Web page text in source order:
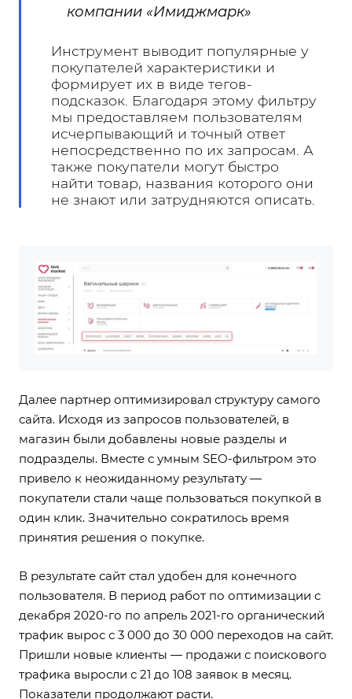
компании «Имиджмарк»
Инструмент выводит популярные у
покупателей характеристики и
формирует их в виде тегов-
подсказок. Благодаря этому фильтру
мы предоставляем пользователям
исчерпывающий и точный ответ
непосредственно по их запросам. А
также покупатели могут быстро
найти товар, названия которого они
не знают или затрудняются описать.
Далее партнер оптимизировал структуру самого
сайта. Исходя из запросов пользователей, в
магазин были добавлены новые разделы и
подразделы. Вместе с умным SEO-фильтром это
привело к неожиданному результату —
покупатели стали чаще пользоваться покупкой в
один клик. Значительно сократилось время
принятия решения о покупке.
В результате сайт стал удобен для конечного
пользователя. В период работ по оптимизации с
декабря 2020-го по апрель 2021-го органический
трафик вырос с 3 000 до 30 000 переходов на сайт.
Пришли новые клиенты — продажи с поискового
трафика выросли с 21 до 108 заявок в месяц.
Показатели продолжают расти.